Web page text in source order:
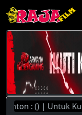
: () | Untuk